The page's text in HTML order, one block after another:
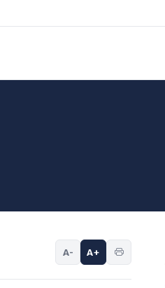
A- A+